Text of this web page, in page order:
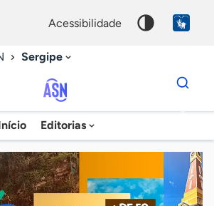
acessibilidade
Sergipe
Agência
Sebrae
de
Notícias
Editorias
Dados
para
chave